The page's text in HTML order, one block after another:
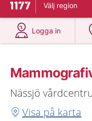
Till startsidan för 1177
Välj region
Logga in
på 1177.se
Nässjö
Visa på karta